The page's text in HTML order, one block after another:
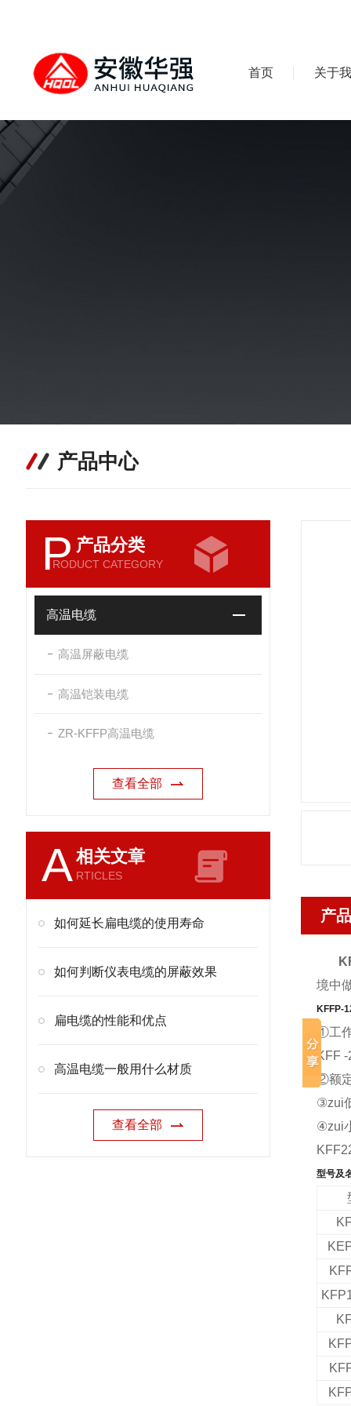
首页 关于
产品中心
P 产品分类
RODUCT CATEGORY
高温电缆
高温屏蔽电缆
高温铠装电缆
ZR-KFFP高温电缆
查看全部
A相关文章
RTICLES
如何延长扁电缆的使用寿命
如何判断仪表电缆的屏蔽效果
扁电缆的性能和优点
高温电缆一般用什么材质
查看全部
产
境中
KFFP-
①工
KFF
②额
③zui
④zui
型号及